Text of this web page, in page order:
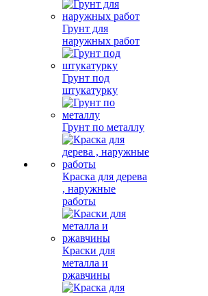
Грунт для
наружных работ
Грунт под
штукатурку
Грунт по металлу
Краска для дерева
, наружные
работы
Краски для
металла и
ржавчины